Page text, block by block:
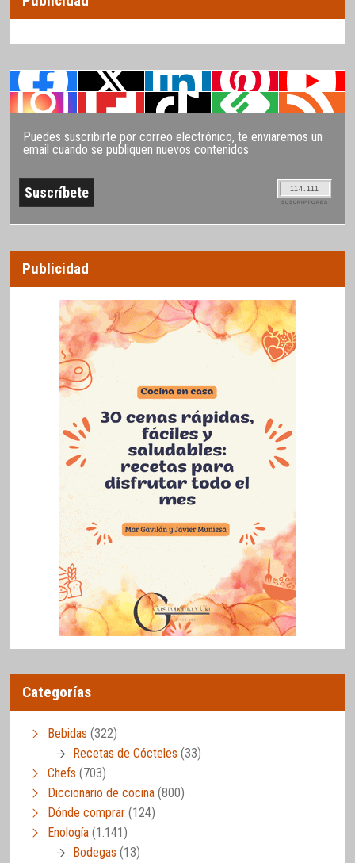
Puedes suscribirte por correo electrónico, te enviaremos un
email cuando se publiquen nuevos contenidos
114.111
SUSCRIPTORES
Publicidad
Categorías
Bebidas (322)
Recetas de Cócteles (33)
Chefs (703)
Diccionario de cocina (800)
Dónde comprar (124)
Enología (1.141)
Bodegas (13)